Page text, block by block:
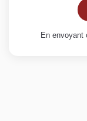
En envoyant